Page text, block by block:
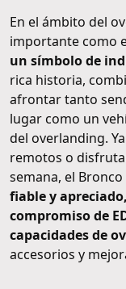
En el ámbito del
importante como
un símbolo de
rica historia,
afrontar tanto
lugar como un
del overlanding.
remotos o
semana, el
fiable y
compromiso de
capacidades de
accesorios y